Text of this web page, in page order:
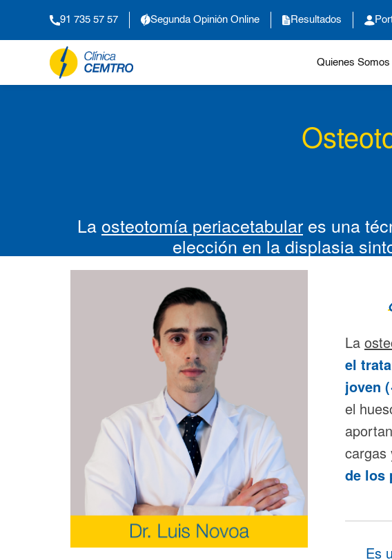
91 735 57 57 Segunda Opinión Online Resultados
Quienes Somos
La osteotomía periacetabular es una
elección en la displasia
La
el
joven
el
cargas
de los
Es